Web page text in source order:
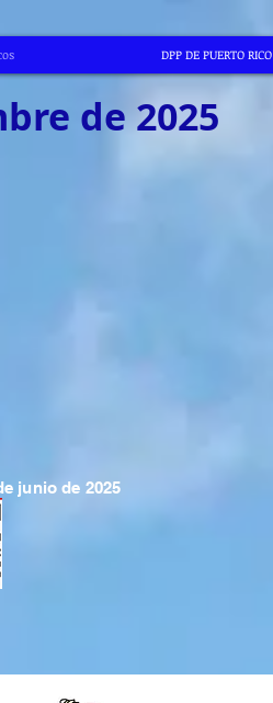
DPP DE PUERTO RICO
de 2025
junio de 2025